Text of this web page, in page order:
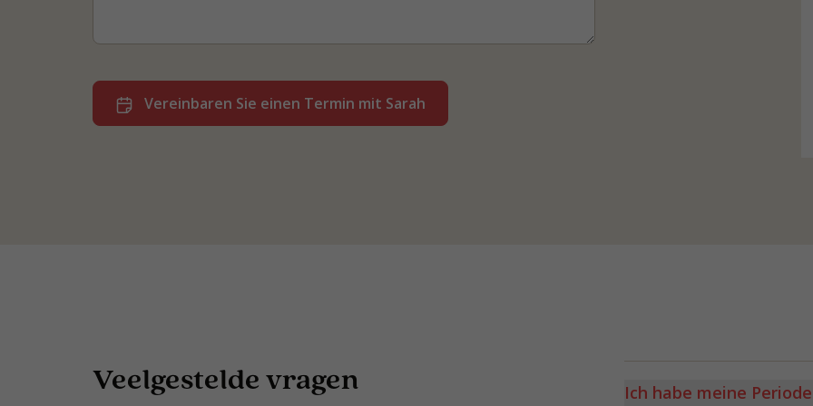
Vereinbaren Sie einen Termin mit Sarah
Veelgestelde vragen Ich habe meine